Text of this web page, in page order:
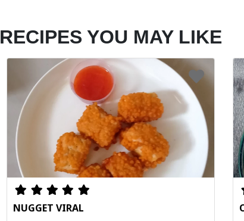
RECIPES YOU MAY LIKE
NUGGET VIRAL